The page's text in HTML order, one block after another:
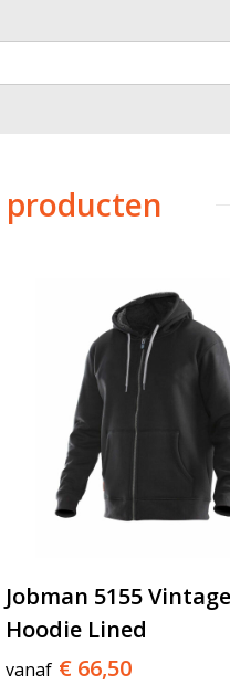
Jobman 5155 Vintage
Hoodie Lined
vanaf € 66,50